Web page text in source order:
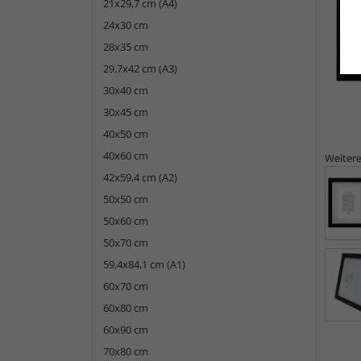
21x29,7 cm (A4)
24x30 cm
28x35 cm
29,7x42 cm (A3)
30x40 cm
30x45 cm
40x50 cm
40x60 cm
42x59,4 cm (A2)
50x50 cm
50x60 cm
50x70 cm
59,4x84,1 cm (A1)
60x70 cm
60x80 cm
60x90 cm
70x80 cm